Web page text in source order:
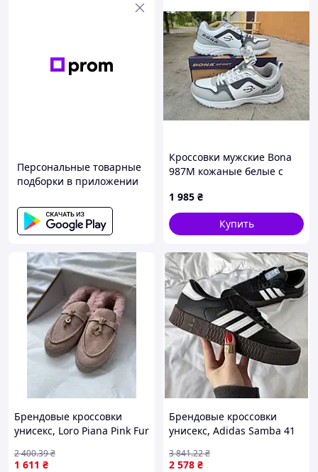
Персональные товарные
подборки в приложении
Кроссовки мужские Bona
987M кожаные белые с
1 985 ₴
Купить
Брендовые кроссовки
унисекс, Loro Piana Pink Fur
1 611 ₴
2 400.39₴
Брендовые кроссовки
унисекс, Adidas Samba 41
2 578 ₴
3 841.22₴